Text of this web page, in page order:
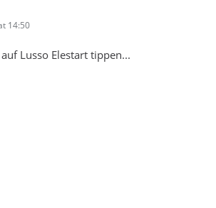
14:50
Lusso Elestart tippen...